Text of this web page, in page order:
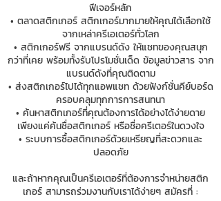
ฟีเจอร์หลัก
• ตลาดสติกเกอร์ สติกเกอร์มากมายให้คุณได้เลือกใช้
จากเหล่าครีเอเตอร์ทั่วโลก
• สติกเกอร์ฟรี จากแบรนด์ดัง ให้แชทของคุณสนุก
กว่าที่เคย พร้อมทั้งรับโปรโมชั่นเด็ด ข้อมูลข่าวสาร จาก
แบรนด์ดังที่คุณติดตาม
• ส่งสติกเกอร์ไปได้ทุกแอพแชท ด้วยฟังก์ชั่นคีย์บอร์ด
ครอบคลุมทุกการการสนทนา
• ค้นหาสติกเกอร์ที่คุณต้องการได้อย่างได้ง่ายดาย
เพียงแค่ค้นชื่อสติกเกอร์ หรือชื่อครีเตอร์ในดวงใจ
• ระบบการซื้อสติกเกอร์ด้วยเหรียญที่สะดวกและ
ปลอดภัย
และถ้าหากคุณเป็นครีเอเตอร์ที่ต้องการจำหน่ายสติก
เกอร์ สามารถร่วมงานกับเราได้ง่ายๆ สมัครที่ :